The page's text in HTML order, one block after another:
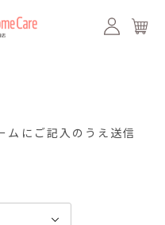
ムにご記入のうえ送信